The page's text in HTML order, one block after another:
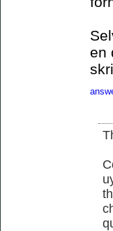
en